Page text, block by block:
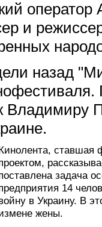
оператор
и
назад
Владимиру
ставшая
задача
14
в Украину. В
жены.